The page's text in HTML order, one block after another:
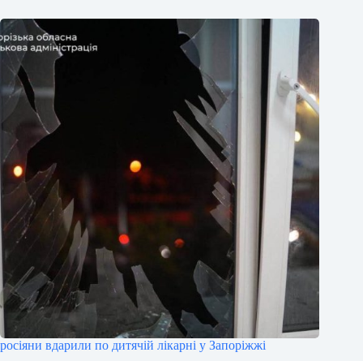
росіяни вдарили по дитячій лікарні у Запоріжжі